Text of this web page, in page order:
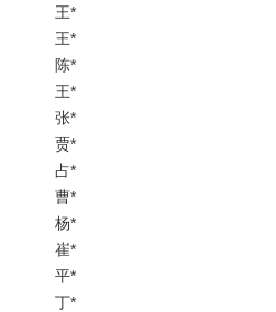
王*
王*
陈*
王*
张*
贾*
占*
曹*
杨*
崔*
平*
丁*